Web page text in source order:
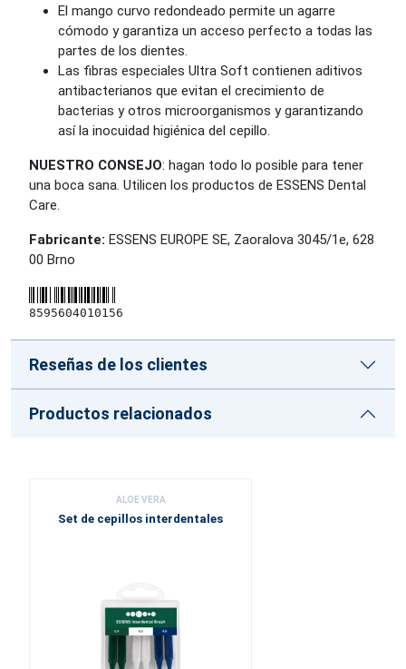
El mango curvo redondeado permite un agarre
cómodo y garantiza un acceso perfecto a todas las
partes de los dientes.
Las fibras especiales Ultra Soft contienen aditivos
antibacterianos que evitan el crecimiento de
bacterias y otros microorganismos y garantizando
así la inocuidad higiénica del cepillo.
NUESTRO CONSEJO: hagan todo lo posible para tener
una boca sana. Utilicen los productos de ESSENS Dental
Care.
Fabricante: ESSENS EUROPE SE, Zaoralova 3045/1e, 628
00 Brno
8595604010156
Reseñas de los clientes
Productos relacionados
ALOE VERA
Set de cepillos interdentales